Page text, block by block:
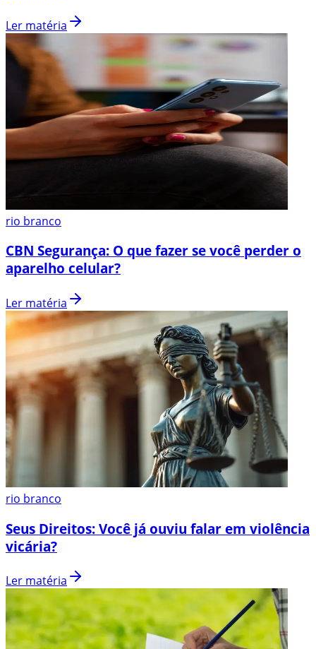
Ler matéria
rio branco
CBN Segurança: O que fazer se você perder o
aparelho celular?
Ler matéria
rio branco
Seus Direitos: Você já ouviu falar em violência
vicária?
Ler matéria